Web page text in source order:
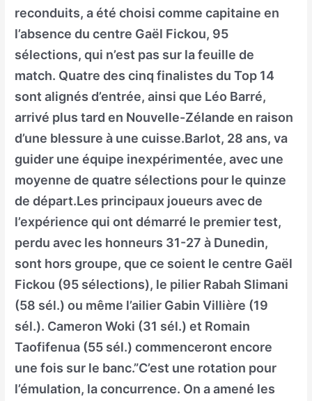
reconduits, a été choisi comme capitaine en
l’absence du centre Gaël Fickou, 95
sélections, qui n’est pas sur la feuille de
match. Quatre des cinq finalistes du Top 14
sont alignés d’entrée, ainsi que Léo Barré,
arrivé plus tard en Nouvelle-Zélande en raison
d’une blessure à une cuisse.Barlot, 28 ans, va
guider une équipe inexpérimentée, avec une
moyenne de quatre sélections pour le quinze
de départ.Les principaux joueurs avec de
l’expérience qui ont démarré le premier test,
perdu avec les honneurs 31-27 à Dunedin,
sont hors groupe, que ce soient le centre Gaël
Fickou (95 sélections), le pilier Rabah Slimani
(58 sél.) ou même l’ailier Gabin Villière (19
sél.). Cameron Woki (31 sél.) et Romain
Taofifenua (55 sél.) commenceront encore
une fois sur le banc.”C’est une rotation pour
l’émulation, la concurrence. On a amené les